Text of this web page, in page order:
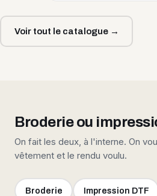
Voir tout le catalogue →
Broderie ou
On fait les deux, à l'interne. On
vêtement et le rendu voulu.
Broderie Impression DTF